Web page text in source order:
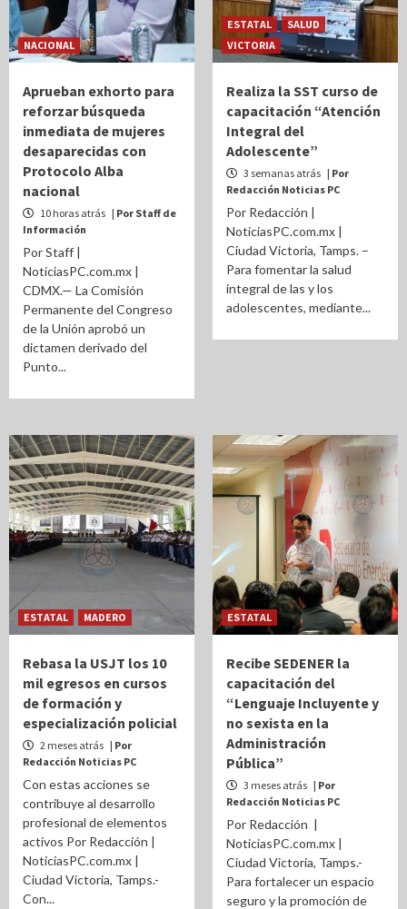
NACIONAL
Aprueban exhorto para
reforzar búsqueda
inmediata de mujeres
desaparecidas con
Protocolo Alba
nacional
10 horas atrás | Por Staff de
Información
Por Staff |
NoticiasPC.com.mx |
CDMX.— La Comisión
Permanente del Congreso
de la Unión aprobó un
dictamen derivado del
Punto...
ESTATAL
SALUD
VICTORIA
Realiza la SST curso de
capacitación “Atención
Integral del
Adolescente”
3 semanas atrás | Por
Redacción Noticias PC
Por Redacción |
NoticiasPC.com.mx |
Ciudad Victoria, Tamps. –
Para fomentar la salud
integral de las y los
adolescentes, mediante...
ESTATAL MADERO
Rebasa la USJT los 10
mil egresos en cursos
de formación y
especialización policial
2 meses atrás | Por
Redacción Noticias PC
Con estas acciones se
contribuye al desarrollo
profesional de elementos
activos Por Redacción |
NoticiasPC.com.mx |
Ciudad Victoria, Tamps.-
Con...
ESTATAL
Recibe SEDENER la
capacitación del
“Lenguaje Incluyente y
no sexista en la
Administración
Pública”
3 meses atrás | Por
Redacción Noticias PC
Por Redacción |
NoticiasPC.com.mx |
Ciudad Victoria, Tamps.-
Para fortalecer un espacio
seguro y la promoción de